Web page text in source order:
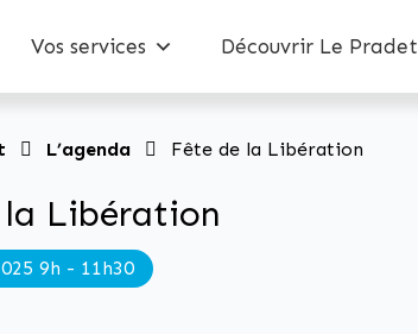
Vos services Découvrir Le Pradet
L’agenda Fête de la Libération
la Libération
9h - 11h30